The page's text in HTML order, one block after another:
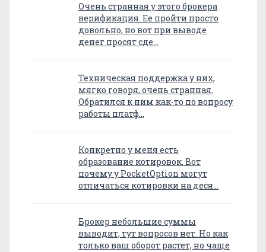
Очень странная у этого брокера
верификация. Ее пройти просто
довольно, но вот при выводе
денег просят сде…
Техническая поддержка у них,
мягко говоря, очень странная.
Обратился к ним как-то по вопросу
работы платф…
Конкретно у меня есть
образование котировок. Вот
почему у PocketOption могут
отличаться котировки на деся…
Брокер небольшие суммы
выводит, тут вопросов нет. Но как
только ваш оборот растет, но чаще